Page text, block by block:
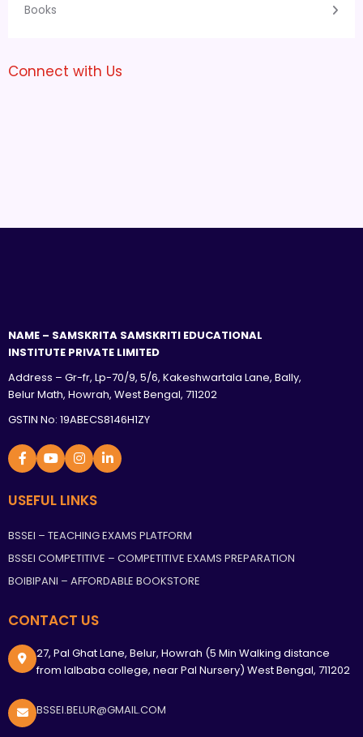
Books
Connect with Us
NAME – SAMSKRITA SAMSKRITI EDUCATIONAL
INSTITUTE PRIVATE LIMITED
Address – Gr-fr, Lp-70/9, 5/6, Kakeshwartala Lane, Bally,
Belur Math, Howrah, West Bengal, 711202
GSTIN No: 19ABECS8146H1ZY
USEFUL LINKS
BSSEI – TEACHING EXAMS PLATFORM
BSSEI COMPETITIVE – COMPETITIVE EXAMS PREPARATION
BOIBIPANI – AFFORDABLE BOOKSTORE
CONTACT US
27, Pal Ghat Lane, Belur, Howrah (5 Min Walking distance
from lalbaba college, near Pal Nursery) West Bengal, 711202
BSSEI.BELUR@GMAIL.COM